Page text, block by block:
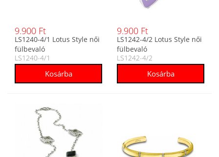
9.900 Ft
LS1240-4/1 Lotus Style női
fülbevaló
LS1240-4/1
9.900 Ft
LS1242-4/2 Lotus Style női
fülbevaló
LS1242-4/2